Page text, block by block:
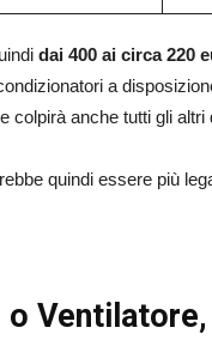
dai 400 ai circa 220
a
colpirà anche tutti gli altri
quindi essere più